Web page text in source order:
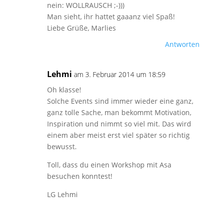
nein: WOLLRAUSCH ;-)))
Man sieht, ihr hattet gaaanz viel Spaß!
Liebe Grüße, Marlies
Antworten
Lehmi am 3. Februar 2014 um 18:59
Oh klasse!
Solche Events sind immer wieder eine ganz,
ganz tolle Sache, man bekommt Motivation,
Inspiration und nimmt so viel mit. Das wird
einem aber meist erst viel später so richtig
bewusst.
Toll, dass du einen Workshop mit Asa
besuchen konntest!
LG Lehmi